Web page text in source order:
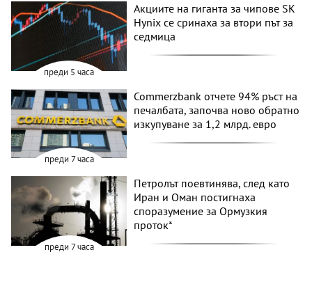
преди 5 часа
Акциите на гиганта за чипове SK
Hynix се сринаха за втори път за
седмица
преди 7 часа
Commerzbank отчете 94% ръст на
печалбата, започва ново обратно
изкупуване за 1,2 млрд. евро
преди 7 часа
Петролът поевтинява, след като
Иран и Оман постигнаха
споразумение за Ормузкия
проток*